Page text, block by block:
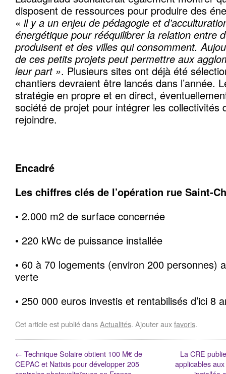
disposent de ressources pour produire des
« il y a un enjeu de pédagogie et
énergétique pour rééquilibrer la relation entre
produisent et des villes qui consomment.
de ces petits projets peut permettre aux
leur part ». Plusieurs sites ont déjà été
chantiers devraient être lancés dans l’année.
stratégie en propre et en direct,
société de projet pour intégrer les collectivités
rejoindre.
Encadré
Les chiffres clés de l’opération rue Saint-
• 2.000 m2 de surface concernée
• 220 kWc de puissance installée
• 60 à 70 logements (environ 200 personnes)
verte
• 250 000 euros investis et rentabilisés d’ici 8
Cet article est publié dansActualités. Ajouter auxfavoris.
← Technique Solaire obtient 100 M€ de
CEPAC et Natixis pour développer 205
La CRE
applicables